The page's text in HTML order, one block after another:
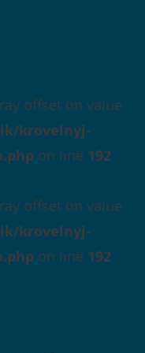
offset on value
krovelnyj-
on line 192
offset on value
krovelnyj-
on line 192